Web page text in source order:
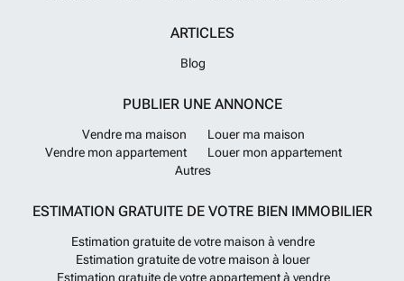
ARTICLES
Blog
PUBLIER UNE ANNONCE
Vendre ma maison
Louer ma maison
Vendre mon appartement
Louer mon appartement
Autres
ESTIMATION GRATUITE DE VOTRE BIEN IMMOBILIER
Estimation gratuite de votre maison à vendre
Estimation gratuite de votre maison à louer
Estimation gratuite de votre appartement à vendre